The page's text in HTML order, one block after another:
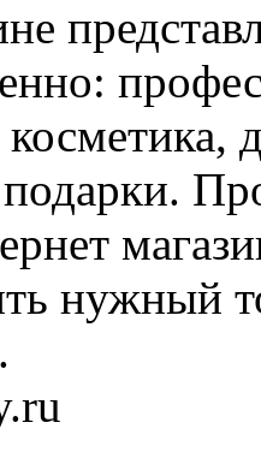
косметика,
нужный